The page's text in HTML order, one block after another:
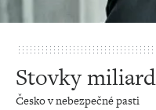
Stovky
Česko v nebezpečné pasti